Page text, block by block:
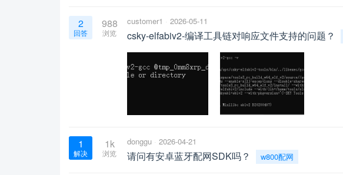
2
回答
988
浏览
customer1 2026-05-11
csky-elfabiv2-编译工具链对响应文件支持的问题？
1
解决
1k
浏览
donggu 2026-04-21
请问有安卓蓝牙配网SDK吗？ w800配网